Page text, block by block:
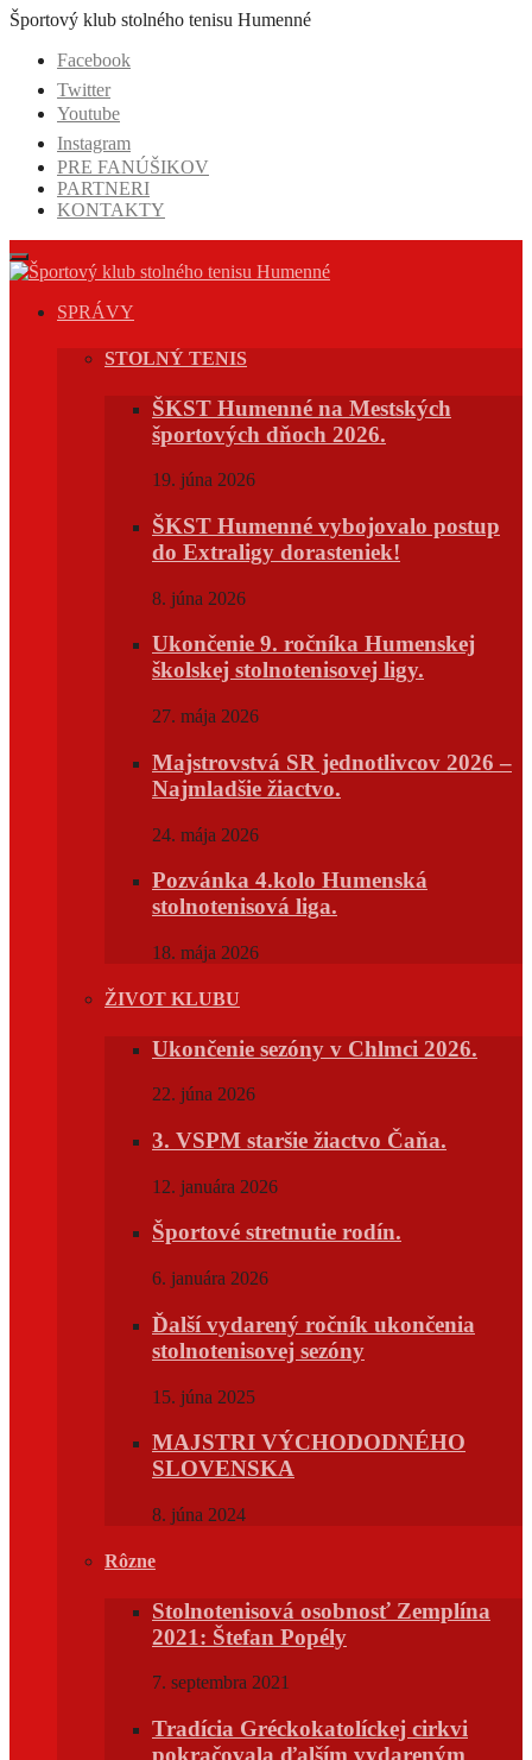
Prejsť
obsah
Športový klub stolného tenisu Humenné
Facebook
Twitter
Youtube
Instagram
PRE FANÚŠIKOV
PARTNERI
KONTAKTY
SPRÁVY
STOLNÝ TENIS
ŠKST Humenné na Mestských
športových dňoch 2026.
19. júna 2026
ŠKST Humenné vybojovalo postup
do Extraligy dorasteniek!
8. júna 2026
Ukončenie 9. ročníka Humenskej
školskej stolnotenisovej ligy.
27. mája 2026
Majstrovstvá SR jednotlivcov 2026 –
Najmladšie žiactvo.
24. mája 2026
Pozvánka 4.kolo Humenská
stolnotenisová liga.
18. mája 2026
ŽIVOT KLUBU
Ukončenie sezóny v Chlmci 2026.
22. júna 2026
3. VSPM staršie žiactvo Čaňa.
12. januára 2026
Športové stretnutie rodín.
6. januára 2026
Ďalší vydarený ročník ukončenia
stolnotenisovej sezóny
15. júna 2025
MAJSTRI VÝCHODODNÉHO
SLOVENSKA
8. júna 2024
Rôzne
Stolnotenisová osobnosť Zemplína
2021: Štefan Popély
7. septembra 2021
Tradícia Gréckokatolíckej cirkvi
pokračovala ďalším vydareným